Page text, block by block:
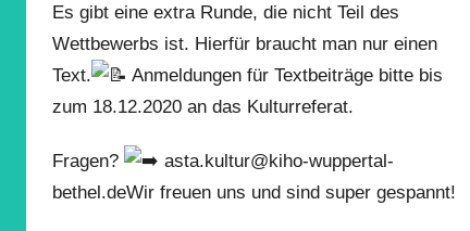
Es gibt eine extra Runde, die nicht Teil des
Wettbewerbs ist. Hierfür braucht man nur einen
Text.
Anmeldungen für Textbeiträge bitte bis
zum 18.12.2020 an das Kulturreferat.
Fragen?
asta.kultur@kiho-wuppertal-
bethel.deWir freuen uns und sind super gespannt!